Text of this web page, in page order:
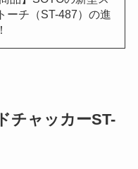
ーチ（ST-487）の進
チャッカーST-